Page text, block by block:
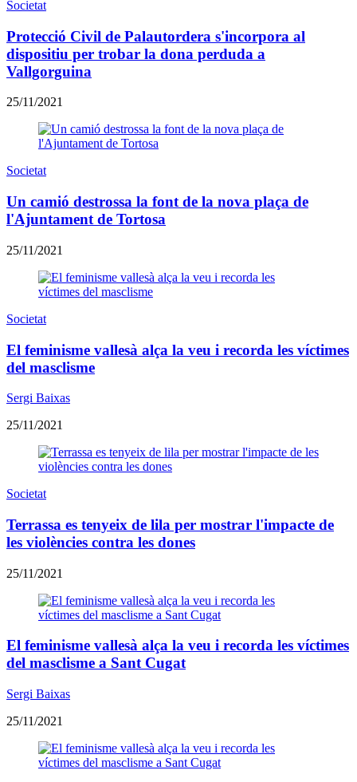
Societat
Protecció Civil de Palautordera s'incorpora al
dispositiu per trobar la dona perduda a
Vallgorguina
25/11/2021
Societat
Un camió destrossa la font de la nova plaça de
l'Ajuntament de Tortosa
25/11/2021
Societat
El feminisme vallesà alça la veu i recorda les víctimes
del masclisme
Sergi Baixas
25/11/2021
Societat
Terrassa es tenyeix de lila per mostrar l'impacte de
les violències contra les dones
25/11/2021
El feminisme vallesà alça la veu i recorda les víctimes
del masclisme a Sant Cugat
Sergi Baixas
25/11/2021